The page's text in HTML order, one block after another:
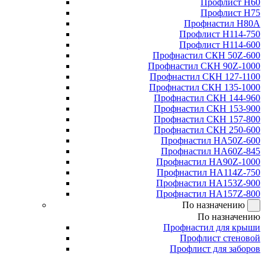
Профлист Н60
Профлист Н75
Профнастил Н80А
Профлист Н114-750
Профлист Н114-600
Профнастил СКН 50Z-600
Профнастил СКН 90Z-1000
Профнастил СКН 127-1100
Профнастил СКН 135-1000
Профнастил СКН 144-960
Профнастил СКН 153-900
Профнастил СКН 157-800
Профнастил СКН 250-600
Профнастил НА50Z-600
Профнастил НА60Z-845
Профнастил НА90Z-1000
Профнастил НА114Z-750
Профнастил НА153Z-900
Профнастил НА157Z-800
По назначению
По назначению
Профнастил для крыши
Профлист стеновой
Профлист для заборов